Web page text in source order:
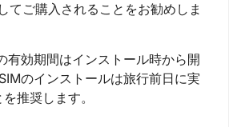
てご購入されることをお勧めしま
有効期間はインストール時から開
のインストールは旅行前日に実
推奨します。